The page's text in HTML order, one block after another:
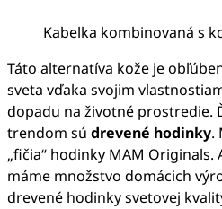
Kabelka kombinovaná s
Táto alternatíva kože je
sveta vďaka svojim
dopadu na životné prostredie.
trendom sú drevené hodinky.
„fičia“ hodinky MAM Originals.
máme množstvo domácich
drevené hodinky svetovej